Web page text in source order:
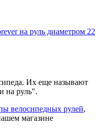
на руль диаметром 22
Их еще называют
на руль".
велосипедных рулей,
магазине